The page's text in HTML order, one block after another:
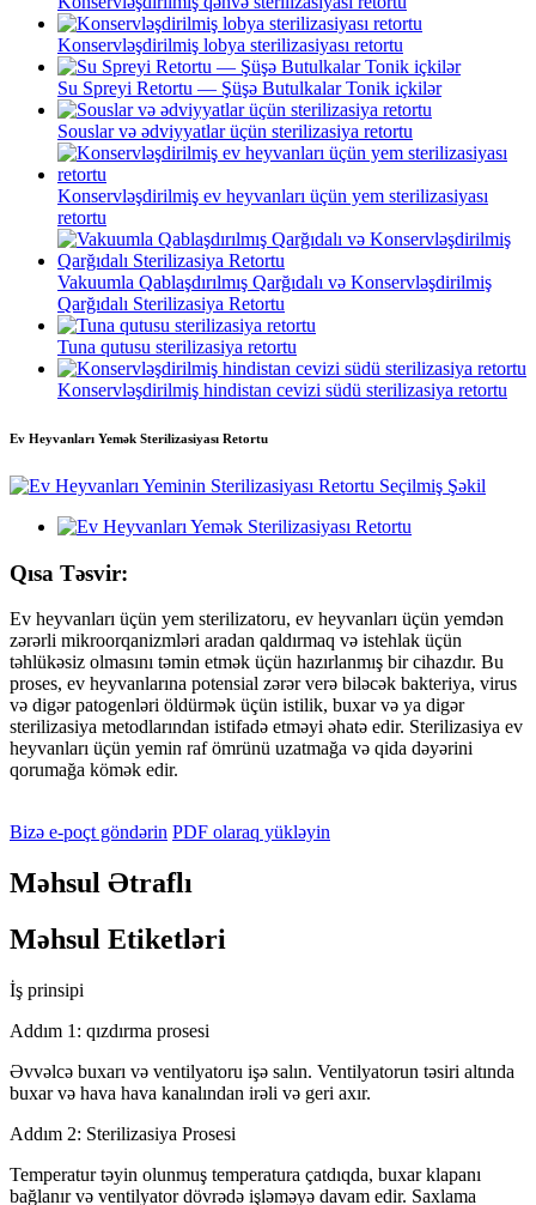
Konservləşdirilmiş lobya sterilizasiyası retortu
Su Spreyi Retortu — Şüşə Butulkalar Tonik içkilər
Souslar və ədviyyatlar üçün sterilizasiya retortu
Konservləşdirilmiş ev heyvanları üçün yem sterilizasiyası
retortu
Vakuumla Qablaşdırılmış Qarğıdalı və Konservləşdirilmiş
Qarğıdalı Sterilizasiya Retortu
Tuna qutusu sterilizasiya retortu
Konservləşdirilmiş hindistan cevizi südü sterilizasiya retortu
Ev Heyvanları Yemək Sterilizasiyası Retortu
Qısa Təsvir:
Ev heyvanları üçün yem sterilizatoru, ev heyvanları üçün yemdən
zərərli mikroorqanizmləri aradan qaldırmaq və istehlak üçün
təhlükəsiz olmasını təmin etmək üçün hazırlanmış bir cihazdır. Bu
proses, ev heyvanlarına potensial zərər verə biləcək bakteriya, virus
və digər patogenləri öldürmək üçün istilik, buxar və ya digər
sterilizasiya metodlarından istifadə etməyi əhatə edir. Sterilizasiya ev
heyvanları üçün yemin raf ömrünü uzatmağa və qida dəyərini
qorumağa kömək edir.
Bizə e-poçt göndərin PDF olaraq yükləyin
Məhsul Ətraflı
Məhsul Etiketləri
İş prinsipi
Addım 1: qızdırma prosesi
Əvvəlcə buxarı və ventilyatoru işə salın. Ventilyatorun təsiri altında
buxar və hava hava kanalından irəli və geri axır.
Addım 2: Sterilizasiya Prosesi
Temperatur təyin olunmuş temperatura çatdıqda, buxar klapanı
bağlanır və ventilyator dövrədə işləməyə davam edir. Saxlama